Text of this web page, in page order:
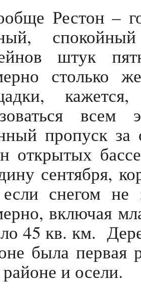
Рестон –
штук
столько
пропуск за
открытых
сентября,
снегом
включая
45 кв. км.
была первая
и осели.